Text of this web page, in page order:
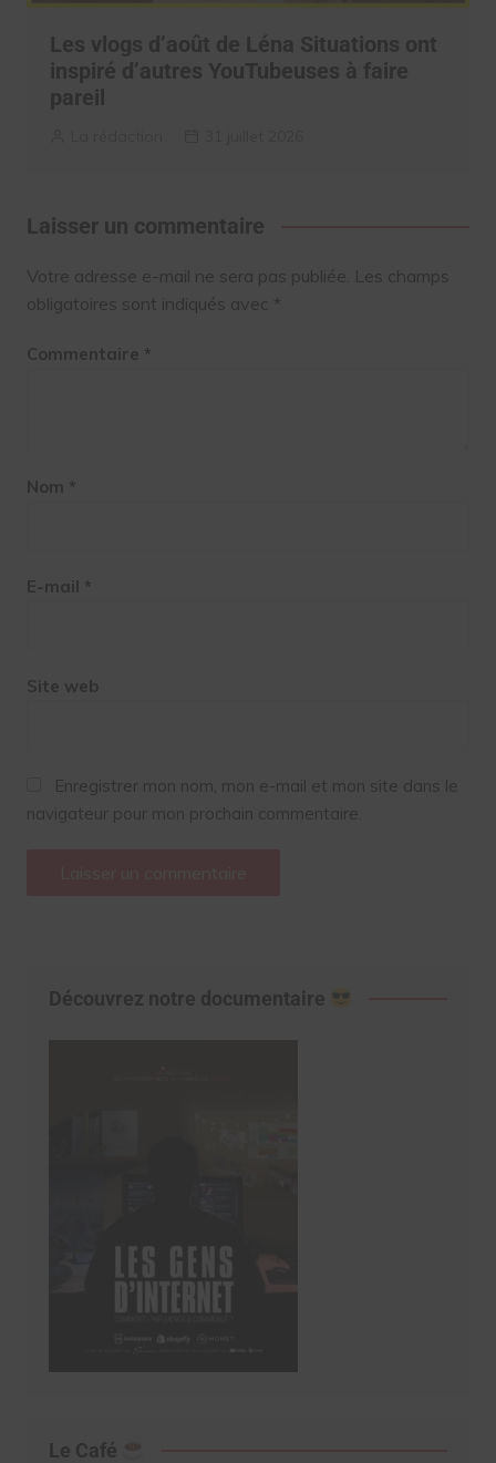
Les vlogs d’août de Léna Situations ont
inspiré d’autres YouTubeuses à faire
pareil
Laisser un commentaire
Votre adresse e-mail ne sera pas publiée. Les champs
obligatoires sont indiqués avec *
Commentaire *
Nom *
E-mail *
Site web
Enregistrer mon nom, mon e-mail et mon site dans le
navigateur pour mon prochain commentaire.
Découvrez notre documentaire
Le Café